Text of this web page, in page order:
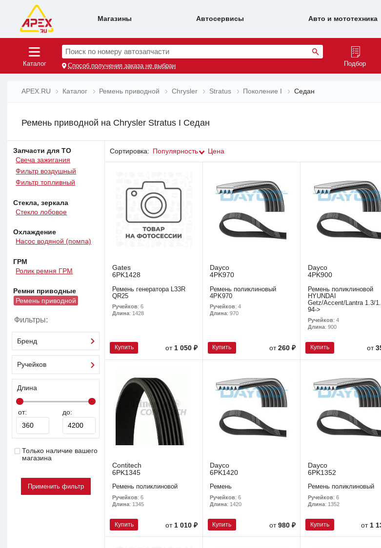
Магазины Автосервисы Авто и мототехника
Каталог
Поиск по номеру автозапчасти
Способ получения заказа не выбран Подбор
APEX.RU Каталог Ремень приводной Chrysler Stratus Поколение I Седан
Ремень приводной на Chrysler Stratus I Седан
Запчасти для ТО
Свеча зажигания
Фильтр воздушный
Фильтр топливный
Стекла, зеркала
Стекло лобовое
Охлаждение
Насос водяной (помпа)
ГРМ
Ролик ремня ГРМ
Ремни приводные
Ремень приводной
Фильтры:
Бренд
Ручейков
Длина
от: до:
Только наличие вашего
магазина
Сортировка: Популярность Цена
Gates
6PK1428
Ремень генератора L33R
QR25
Ручейков: 6
Длина: 1428
Купить от1 050 ₽
Dayco
4PK970
Ремень поликлиновый
4PK970
Ручейков: 4
Длина: 970
Купить от 260 ₽
Dayco
4PK900
Ремень поликлиновой
HYUNDAI
Getz/Accent/Lantra 1.3/
94->
Ручейков: 4
Длина: 900
Купить от
Contitech
6PK1345
Ремень поликлиновой
Ручейков: 6
Длина: 1345
Купить от 1 010 ₽
Dayco
6PK1420
Ремень
Ручейков: 6
Длина: 1420
Купить от 980 ₽
Dayco
6PK1352
Ремень поликлиновый
Ручейков: 6
Длина: 1352
Купить от 1